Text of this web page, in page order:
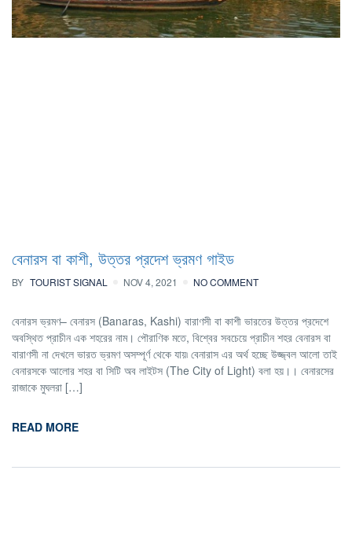
বেনারস বা কাশী, উত্তর প্রদেশ ভ্রমণ গাইড
BY TOURIST SIGNAL NOV 4, 2021 NO COMMENT
বেনারস ভ্রমণ– বেনারস (Banaras, Kashi) বারাণসী বা কাশী ভারতের উত্তর প্রদেশে
অবস্থিত প্রাচীন এক শহরের নাম। পৌরাণিক মতে, বিশ্বের সবচেয়ে প্রাচীন শহর বেনারস বা
বারাণসী না দেখলে ভারত ভ্রমণ অসম্পূর্ণ থেকে যায়৷ বেনারাস এর অর্থ হচ্ছে উজ্জ্বল আলো তাই
বেনারসকে আলোর শহর বা সিটি অব লাইটস (The City of Light) বলা হয়।। বেনারসের
রাজাকে মুঘলরা […]
READ MORE